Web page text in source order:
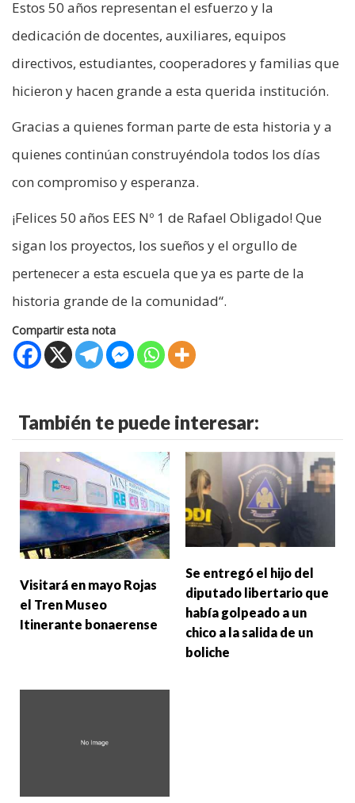
Estos 50 años representan el esfuerzo y la
dedicación de docentes, auxiliares, equipos
directivos, estudiantes, cooperadores y familias que
hicieron y hacen grande a esta querida institución.
Gracias a quienes forman parte de esta historia y a
quienes continúan construyéndola todos los días
con compromiso y esperanza.
¡Felices 50 años EES Nº 1 de Rafael Obligado! Que
sigan los proyectos, los sueños y el orgullo de
pertenecer a esta escuela que ya es parte de la
historia grande de la comunidad“.
Compartir esta nota
También te puede interesar:
Visitará en mayo Rojas
el Tren Museo
Itinerante bonaerense
Se entregó el hijo del
diputado libertario que
había golpeado a un
chico a la salida de un
boliche